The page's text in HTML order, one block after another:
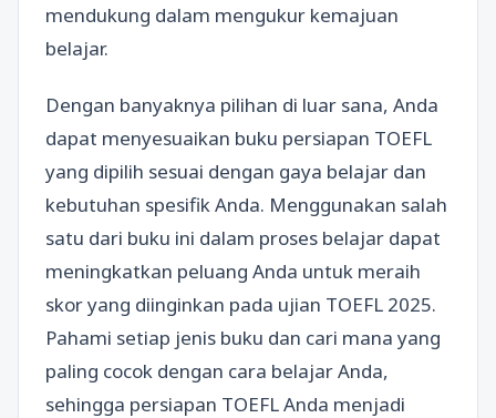
mendukung dalam mengukur kemajuan
belajar.
Dengan banyaknya pilihan di luar sana, Anda
dapat menyesuaikan buku persiapan TOEFL
yang dipilih sesuai dengan gaya belajar dan
kebutuhan spesifik Anda. Menggunakan salah
satu dari buku ini dalam proses belajar dapat
meningkatkan peluang Anda untuk meraih
skor yang diinginkan pada ujian TOEFL 2025.
Pahami setiap jenis buku dan cari mana yang
paling cocok dengan cara belajar Anda,
sehingga persiapan TOEFL Anda menjadi